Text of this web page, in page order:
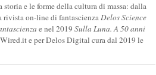
e le forme della cultura di massa: dalla
rivista on-line di fantascienzaDelos Science
e nel 2019 Sulla Luna. A 50 anni
e per Delos Digital cura dal 2019 le